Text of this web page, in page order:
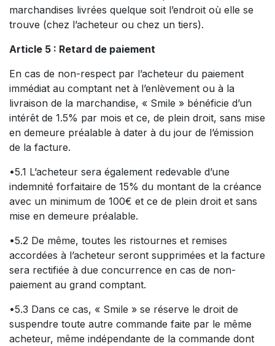
marchandises livrées quelque soit l’endroit où elle se
trouve (chez l’acheteur ou chez un tiers).
Article 5 : Retard de paiement
En cas de non-respect par l’acheteur du paiement
immédiat au comptant net à l’enlèvement ou à la
livraison de la marchandise, « Smile » bénéficie d’un
intérêt de 1.5% par mois et ce, de plein droit, sans mise
en demeure préalable à dater à du jour de l’émission
de la facture.
•5.1 L’acheteur sera également redevable d’une
indemnité forfaitaire de 15% du montant de la créance
avec un minimum de 100€ et ce de plein droit et sans
mise en demeure préalable.
•5.2 De même, toutes les ristournes et remises
accordées à l’acheteur seront supprimées et la facture
sera rectifiée à due concurrence en cas de non-
paiement au grand comptant.
•5.3 Dans ce cas, « Smile » se réserve le droit de
suspendre toute autre commande faite par le même
acheteur, même indépendante de la commande dont